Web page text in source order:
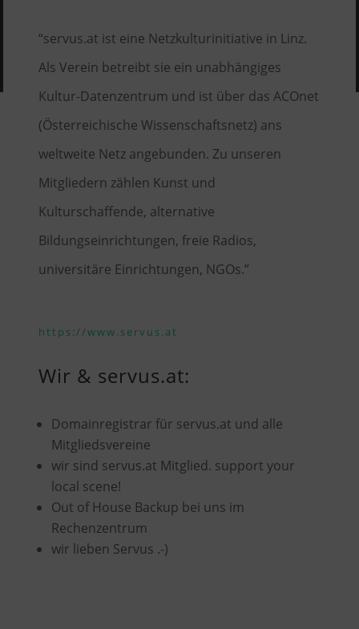
“servus.at ist eine Netzkulturinitiative in Linz.
Als Verein betreibt sie ein unabhängiges
Kultur-Datenzentrum und ist über das ACOnet
(Österreichische Wissenschaftsnetz) ans
weltweite Netz angebunden. Zu unseren
Mitgliedern zählen Kunst und
Kulturschaffende, alternative
Bildungseinrichtungen, freie Radios,
universitäre Einrichtungen, NGOs.”
https://www.servus.at
Wir & servus.at:
Domainregistrar für servus.at und alle
Mitgliedsvereine
wir sind servus.at Mitglied. support your
local scene!
Out of House Backup bei uns im
Rechenzentrum
wir lieben Servus .-)